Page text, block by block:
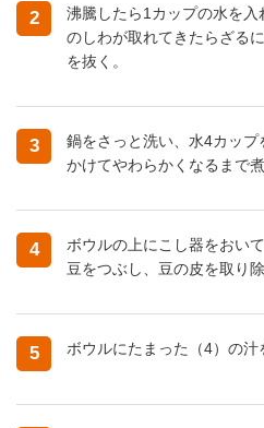
2
沸騰したら1カップの水を
のしわが取れてきたらざる
を抜く。
3
鍋をさっと洗い、水4カッ
かけてやわらかくなるまで
4
ボウルの上にこし器をおい
豆をつぶし、豆の皮を取り除
5 ボウルにたまった（4）の汁